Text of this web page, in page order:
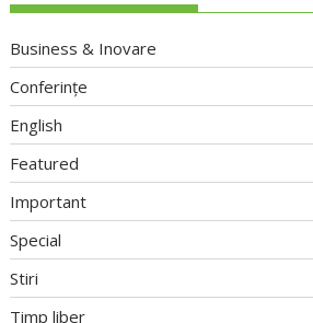
Business & Inovare
Conferințe
English
Featured
Important
Special
Stiri
Timp liber